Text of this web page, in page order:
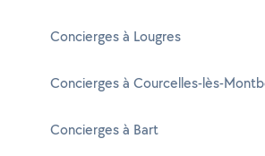
Concierges à Lougres
Concierges à Courcelles-lès-
Concierges à Bart